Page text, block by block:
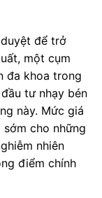
để trở
một cụm
đa khoa trong
tư nhạy bén
này. Mức giá
cho những
nhiên
điểm chính